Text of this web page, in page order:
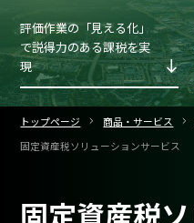
トップページ 商品・サービス
固定資産税ソリューションサービス
固定資産税
評価作業の「見える化」
で説得力のある課税を実
現